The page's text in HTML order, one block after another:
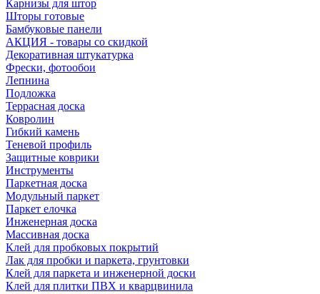
Карнизы для штор
Шторы готовые
Бамбуковые панели
АКЦИЯ - товары со скидкой
Декоративная штукатурка
Фрески, фотообои
Лепнина
Подложка
Террасная доска
Ковролин
Гибкий камень
Теневой профиль
Защитные коврики
Инструменты
Паркетная доска
Модульный паркет
Паркет елочка
Инженерная доска
Массивная доска
Клей для пробковых покрытий
Лак для пробки и паркета, грунтовки
Клей для паркета и инженерной доски
Клей для плитки ПВХ и кварцвинила